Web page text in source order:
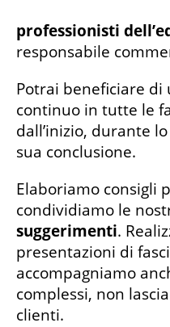
professionisti
responsabile
Potrai beneficiare di
continuo in tutte le
dall’inizio, durante
sua conclusione.
Elaboriamo consigli
condividiamo le
suggerimenti.
presentazioni di
accompagniamo
complessi, non
clienti.